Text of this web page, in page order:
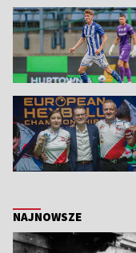
NAJNOWSZE